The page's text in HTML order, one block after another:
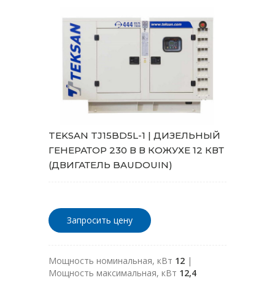
TEKSAN TJ15BD5L-1 | ДИЗЕЛЬНЫЙ
ГЕНЕРАТОР 230 В В КОЖУХЕ 12 КВТ
(ДВИГАТЕЛЬ BAUDOUIN)
Запросить цену
Мощность номинальная, кВт 12 |
Мощность максимальная, кВт 12,4